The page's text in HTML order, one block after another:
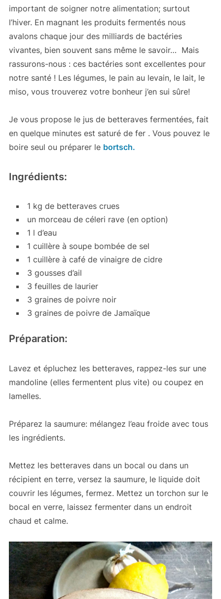
important de soigner notre alimentation; surtout
l’hiver. En magnant les produits fermentés nous
avalons chaque jour des milliards de bactéries
vivantes, bien souvent sans même le savoir… Mais
rassurons-nous : ces bactéries sont excellentes pour
notre santé ! Les légumes, le pain au levain, le lait, le
miso, vous trouverez votre bonheur j’en sui sûre!
Je vous propose le jus de betteraves fermentées, fait
en quelque minutes est saturé de fer . Vous pouvez le
boire seul ou préparer le bortsch.
Ingrédients:
1 kg de betteraves crues
un morceau de céleri rave (en option)
1 l d’eau
1 cuillère à soupe bombée de sel
1 cuillère à café de vinaigre de cidre
3 gousses d’ail
3 feuilles de laurier
3 graines de poivre noir
3 graines de poivre de Jamaïque
Préparation:
Lavez et épluchez les betteraves, rappez-les sur une
mandoline (elles fermentent plus vite) ou coupez en
lamelles.
Préparez la saumure: mélangez l’eau froide avec tous
les ingrédients.
Mettez les betteraves dans un bocal ou dans un
récipient en terre, versez la saumure, le liquide doit
couvrir les légumes, fermez. Mettez un torchon sur le
bocal en verre, laissez fermenter dans un endroit
chaud et calme.